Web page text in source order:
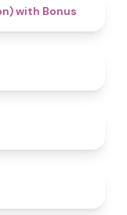
4.5
with Bonus